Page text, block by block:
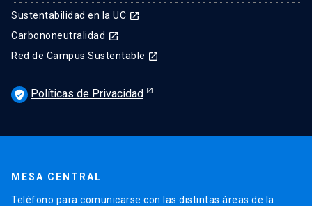
Sustentabilidad en la UC launch
Carbononeutralidad launch
Red de Campus Sustentable launch
verified_user Políticas de Privacidad
MESA CENTRAL
Teléfono para comunicarse con las distintas áreas de la